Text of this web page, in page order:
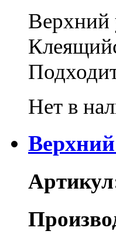
Верхний
Нет в